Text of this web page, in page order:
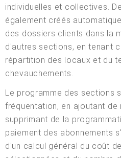
individuelles et collectives.
également créés
des dossiers clients dans la
d'autres sections, en tenant
répartition des locaux et du
chevauchements.
Le programme des sections
fréquentation, en ajoutant de
supprimant de la
paiement des abonnements
d'un calcul général du coût